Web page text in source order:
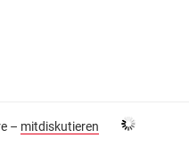
– mitdiskutieren